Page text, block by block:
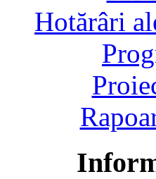
Hotărâri